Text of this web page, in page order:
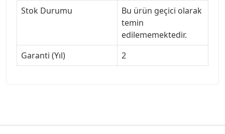
Stok Durumu
Bu ürün geçici olarak
temin
edilememektedir.
Garanti (Yıl)
2